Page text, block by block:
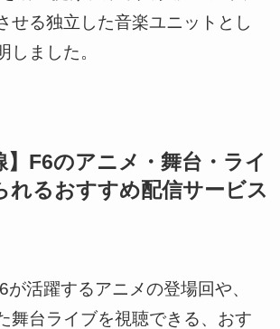
せる独立した音楽ユニットとし
しました。
】F6のアニメ・舞台・ライ
れるおすすめ配信サービス
が活躍するアニメの登場回や、
舞台ライブを視聴できる、おす